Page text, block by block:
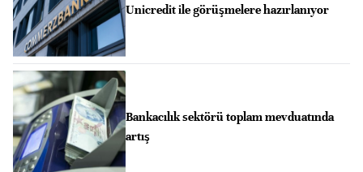
Unicredit ile görüşmelere hazırlanıyor
Bankacılık sektörü toplam mevduatında
artış